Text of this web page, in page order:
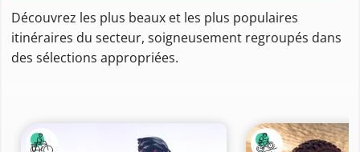
Découvrez les plus beaux et les plus populaires
itinéraires du secteur, soigneusement regroupés dans
des sélections appropriées.